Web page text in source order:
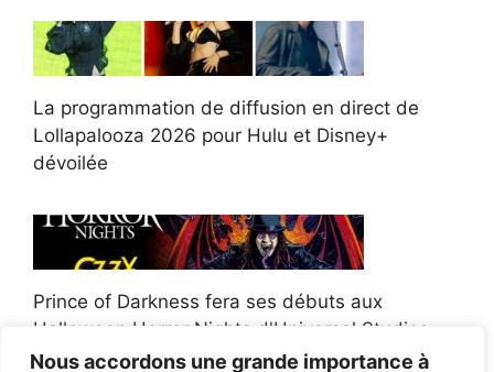
Nous accordons une grande importance à
La programmation de diffusion en direct de
Lollapalooza 2026 pour Hulu et Disney+
dévoilée
Prince of Darkness fera ses débuts aux
Halloween Horror Nights d'Universal Studios